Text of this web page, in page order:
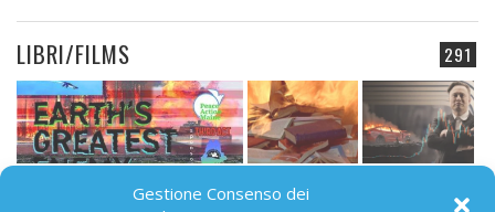
Gestione Consenso dei
291
LIBRI/FILMS